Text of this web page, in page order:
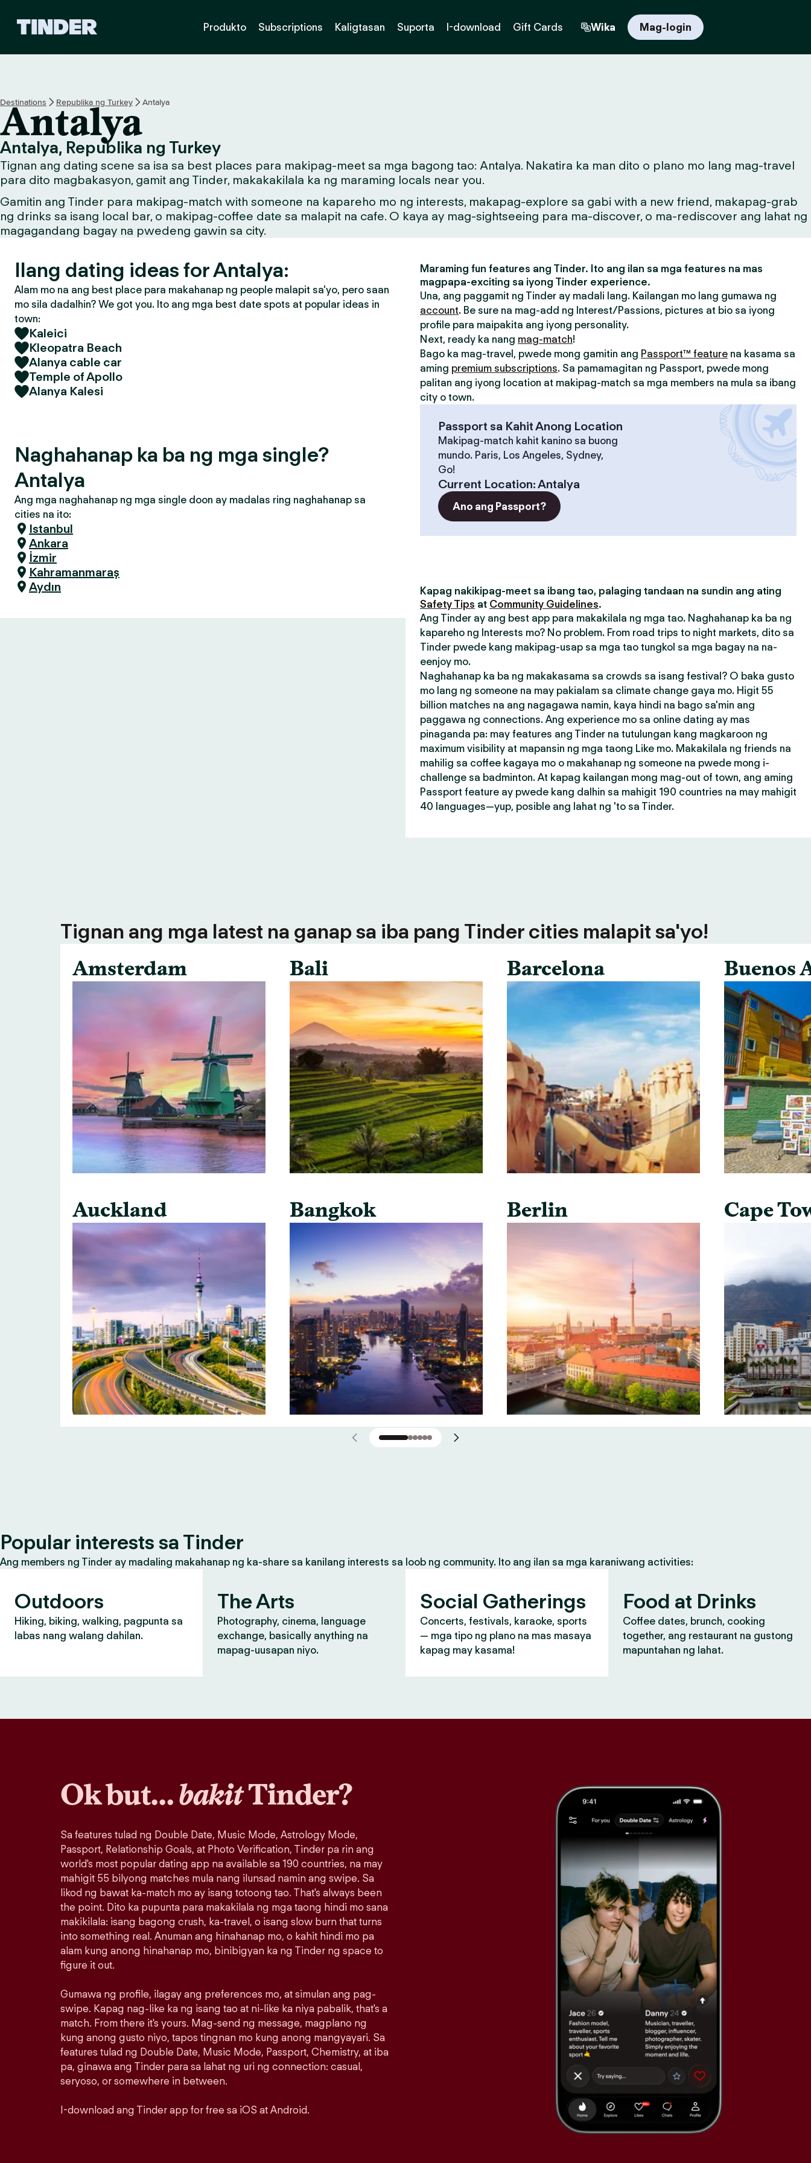
H
o
m
e
Produkto Subscriptions Kaligtasan Suporta I-download Gift Cards Wika Mag-login
Destinations Republika ng Turkey Antalya
Antalya
Antalya, Republika ng Turkey
Tignan ang dating scene sa isa sa best places para makipag-meet sa mga bagong tao: Antalya. Nakatira ka man dito o plano mo lang mag-travel
para dito magbakasyon, gamit ang Tinder, makakakilala ka ng maraming locals near you.
Gamitin ang Tinder para makipag-match with someone na kapareho mo ng interests, makapag-explore sa gabi with a new friend, makapag-grab
ng drinks sa isang local bar, o makipag-coffee date sa malapit na cafe. O kaya ay mag-sightseeing para ma-discover, o ma-rediscover ang lahat ng
magagandang bagay na pwedeng gawin sa city.
Ilang dating ideas for Antalya:
Alam mo na ang best place para makahanap ng people malapit sa'yo, pero saan
mo sila dadalhin? We got you. Ito ang mga best date spots at popular ideas in
town:
Kaleici
Kleopatra Beach
Alanya cable car
Temple of Apollo
Alanya Kalesi
Naghahanap ka ba ng mga single?
Antalya
Ang mga naghahanap ng mga single doon ay madalas ring naghahanap sa
cities na ito:
Istanbul
Ankara
İzmir
Kahramanmaraş
Aydın
Maraming fun features ang Tinder. Ito ang ilan sa mga features na mas
magpapa-exciting sa iyong Tinder experience.
Una, ang paggamit ng Tinder ay madali lang. Kailangan mo lang gumawa ng
account. Be sure na mag-add ng Interest/Passions, pictures at bio sa iyong
profile para maipakita ang iyong personality.
Next, ready ka nang mag-match!
Bago ka mag-travel, pwede mong gamitin ang Passport™ feature na kasama sa
aming premium subscriptions. Sa pamamagitan ng Passport, pwede mong
palitan ang iyong location at makipag-match sa mga members na mula sa ibang
city o town.
Passport sa Kahit Anong Location
Makipag-match kahit kanino sa buong
mundo. Paris, Los Angeles, Sydney,
Go!
Current Location:Antalya
Ano ang Passport?
Kapag nakikipag-meet sa ibang tao, palaging tandaan na sundin ang ating
Safety Tips at Community Guidelines.
Ang Tinder ay ang best app para makakilala ng mga tao. Naghahanap ka ba ng
kapareho ng Interests mo? No problem. From road trips to night markets, dito sa
Tinder pwede kang makipag-usap sa mga tao tungkol sa mga bagay na na-
eenjoy mo.
Naghahanap ka ba ng makakasama sa crowds sa isang festival? O baka gusto
mo lang ng someone na may pakialam sa climate change gaya mo. Higit 55
billion matches na ang nagagawa namin, kaya hindi na bago sa'min ang
paggawa ng connections. Ang experience mo sa online dating ay mas
pinaganda pa: may features ang Tinder na tutulungan kang magkaroon ng
maximum visibility at mapansin ng mga taong Like mo. Makakilala ng friends na
mahilig sa coffee kagaya mo o makahanap ng someone na pwede mong i-
challenge sa badminton. At kapag kailangan mong mag-out of town, ang aming
Passport feature ay pwede kang dalhin sa mahigit 190 countries na may mahigit
40 languages—yup, posible ang lahat ng 'to sa Tinder.
Tignan ang mga latest na ganap sa iba pang Tinder cities malapit sa'yo!
Amsterdam
Auckland
Bali
Bangkok
Barcelona
Berlin
Buenos
Cape
Popular interests sa Tinder
Ang members ng Tinder ay madaling makahanap ng ka-share sa kanilang interests sa loob ng community. Ito ang ilan sa mga karaniwang activities:
Outdoors
Hiking, biking, walking, pagpunta sa
labas nang walang dahilan.
The Arts
Photography, cinema, language
exchange, basically anything na
mapag-uusapan niyo.
Social Gatherings
Concerts, festivals, karaoke, sports
— mga tipo ng plano na mas masaya
kapag may kasama!
Food at Drinks
Coffee dates, brunch, cooking
together, ang restaurant na gustong
mapuntahan ng lahat.
Ok but…bakitTinder?
Sa features tulad ng Double Date, Music Mode, Astrology Mode,
Passport, Relationship Goals, at Photo Verification, Tinder pa rin ang
world's most popular dating app na available sa 190 countries, na may
mahigit 55 bilyong matches mula nang ilunsad namin ang swipe. Sa
likod ng bawat ka-match mo ay isang totoong tao. That's always been
the point. Dito ka pupunta para makakilala ng mga taong hindi mo sana
makikilala: isang bagong crush, ka-travel, o isang slow burn that turns
into something real. Anuman ang hinahanap mo, o kahit hindi mo pa
alam kung anong hinahanap mo, binibigyan ka ng Tinder ng space to
figure it out.
Gumawa ng profile, ilagay ang preferences mo, at simulan ang pag-
swipe. Kapag nag-like ka ng isang tao at ni-like ka niya pabalik, that's a
match. From there it's yours. Mag-send ng message, magplano ng
kung anong gusto niyo, tapos tingnan mo kung anong mangyayari. Sa
features tulad ng Double Date, Music Mode, Passport, Chemistry, at iba
pa, ginawa ang Tinder para sa lahat ng uri ng connection: casual,
seryoso, or somewhere in between.
I-download ang Tinder app for free sa iOS at Android.